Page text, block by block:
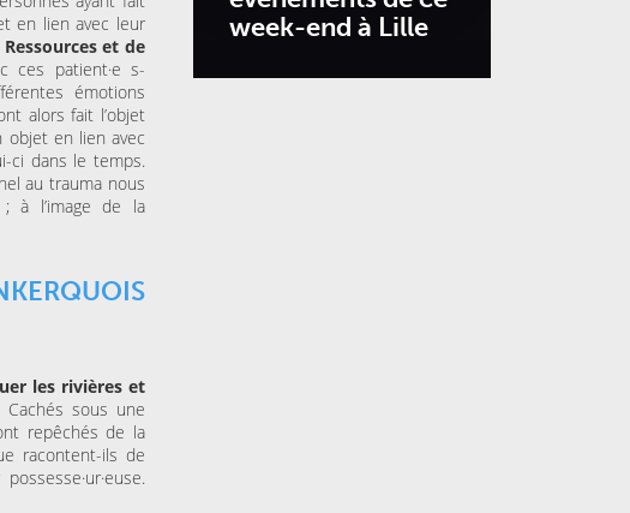
en lien avec leur
et de
ces patient·e s-
émotions
alors fait l’objet
objet en lien avec
ci dans le temps.
au trauma nous
; à l’image de la
les rivières et
Cachés sous une
repêchés de la
racontent-ils de
week-end à Lille